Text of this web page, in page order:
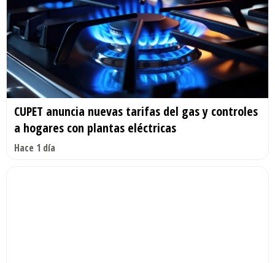
CUPET anuncia nuevas tarifas del gas y controles
a hogares con plantas eléctricas
Hace 1 día